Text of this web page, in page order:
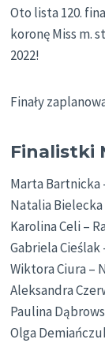
Oto lista 120.
koronę Miss m.
2022!
Finały
Finalistki
Marta Bartnicka
Natalia
Karolina Celi –
Gabriela Cieślak
Wiktora Ciura –
Aleksandra
Paulina
Olga